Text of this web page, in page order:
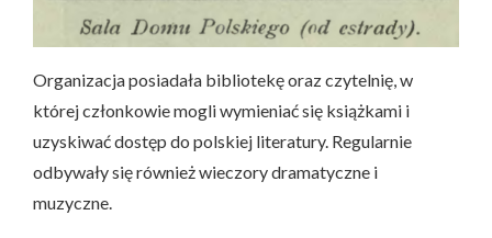
Organizacja posiadała bibliotekę oraz czytelnię, w
której członkowie mogli wymieniać się książkami i
uzyskiwać dostęp do polskiej literatury. Regularnie
odbywały się również wieczory dramatyczne i
muzyczne.